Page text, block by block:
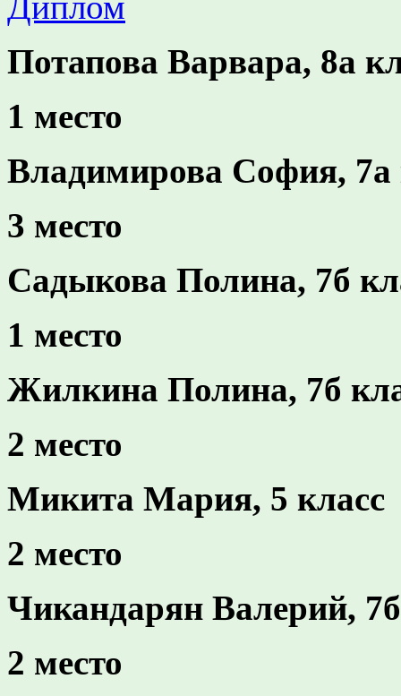
Потапова Варвара, 8а
1 место
Владимирова София, 7а
3 место
Садыкова Полина, 7б
1 место
Жилкина Полина, 7б
2 место
Микита Мария, 5 класс
2 место
Чикандарян Валерий,
2 место